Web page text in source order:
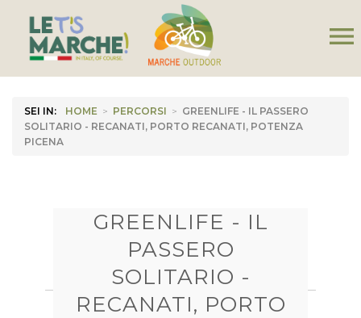
menu
SEI IN: HOME > PERCORSI > GREENLIFE - IL PASSERO
SOLITARIO - RECANATI, PORTO RECANATI, POTENZA
PICENA
GREENLIFE - IL
PASSERO
SOLITARIO -
RECANATI, PORTO